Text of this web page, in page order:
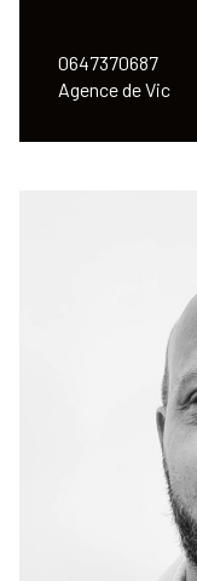
0647370687
Agence de Vic